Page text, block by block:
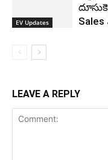
EV Updates
Sales
LEAVE A REPLY